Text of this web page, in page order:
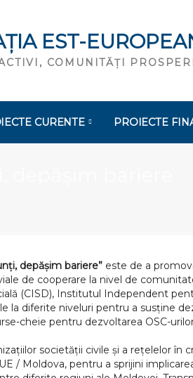
EST-
COMUNITĂȚI
CURENTE PROIECTE
depășim bariere” este de a
de cooperare la nivel de
(CISD), Institutul Independent
la diferite niveluri pentru a susține
cheie pentru dezvoltarea OSC-
societății civile și a rețelelor
/ Moldova, pentru a sprijini